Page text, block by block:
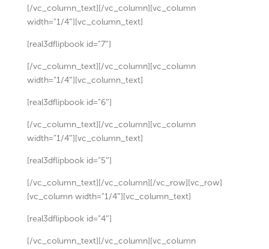
[/vc_column_text][/vc_column][vc_column
width=”1/4″][vc_column_text]
[real3dflipbook id=”7″]
[/vc_column_text][/vc_column][vc_column
width=”1/4″][vc_column_text]
[real3dflipbook id=”6″]
[/vc_column_text][/vc_column][vc_column
width=”1/4″][vc_column_text]
[real3dflipbook id=”5″]
[/vc_column_text][/vc_column][/vc_row][vc_row]
[vc_column width=”1/4″][vc_column_text]
[real3dflipbook id=”4″]
[/vc_column_text][/vc_column][vc_column